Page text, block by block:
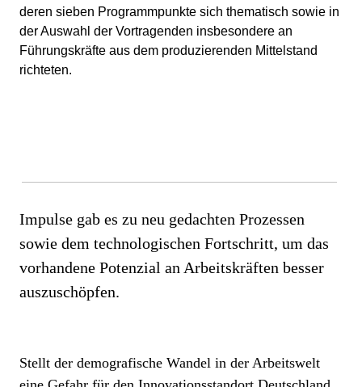
deren sieben Programmpunkte sich thematisch sowie in
der Auswahl der Vortragenden insbesondere an
Führungskräfte aus dem produzierenden Mittelstand
richteten.
Impulse gab es zu neu gedachten Prozessen
sowie dem technologischen Fortschritt, um das
vorhandene Potenzial an Arbeitskräften besser
auszuschöpfen.
Stellt der demografische Wandel in der Arbeitswelt